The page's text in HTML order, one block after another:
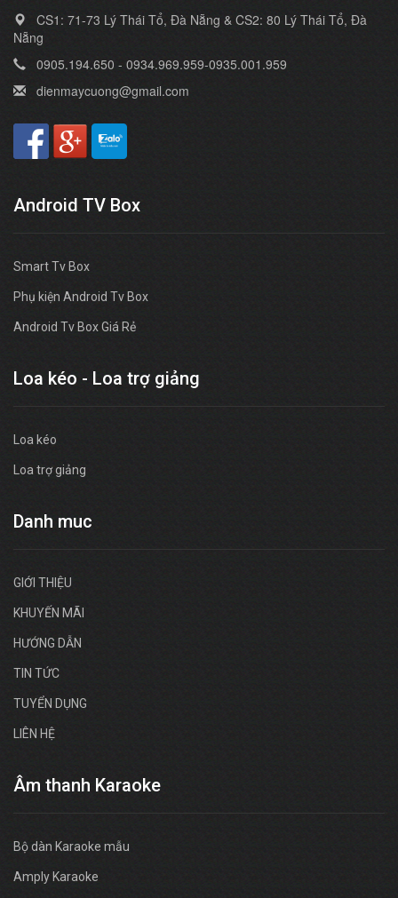
CS1: 71-73 Lý Thái Tổ, Đà Nẵng & CS2: 80 Lý Thái Tổ, Đà
Nẵng
0905.194.650 - 0934.969.959-0935.001.959
dienmaycuong@gmail.com
Android TV Box
Smart Tv Box
Phụ kiện Android Tv Box
Android Tv Box Giá Rẻ
Loa kéo - Loa trợ giảng
Loa kéo
Loa trợ giảng
Danh muc
GIỚI THIỆU
KHUYẾN MÃI
HƯỚNG DẪN
TIN TỨC
TUYỂN DỤNG
LIÊN HỆ
Âm thanh Karaoke
Bộ dàn Karaoke mẫu
Amply Karaoke